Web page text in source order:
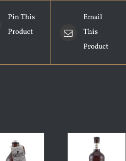
Pin This
Product
Email
This
Product